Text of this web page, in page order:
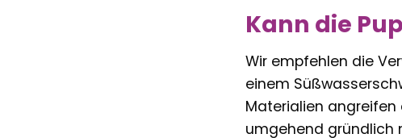
Kann die
Wir empfehlen die
einem
Materialien angreifen
umgehend gründlich